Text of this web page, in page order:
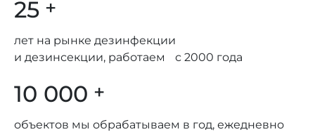
25 +
лет на рынке дезинфекции
и дезинсекции, работаем с 2000 года
10 000 +
объектов мы обрабатываем в год, ежедневно